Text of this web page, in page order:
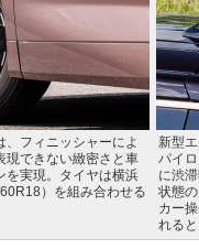
、フィニッシャーによ
現できない緻密さと車
を実現。タイヤは横浜
）を組み合わせる
新型
パイ
に渋
状態
カー
れると